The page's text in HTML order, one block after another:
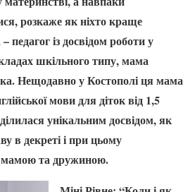
розкаже як ніхто краще
із досвідом роботи у
шкільного типу, мама
Нещодавно у Костополі ця мама
мови для діток від 1,5
унікальним досвідом, як
в декреті і при цьому
та дружиною.